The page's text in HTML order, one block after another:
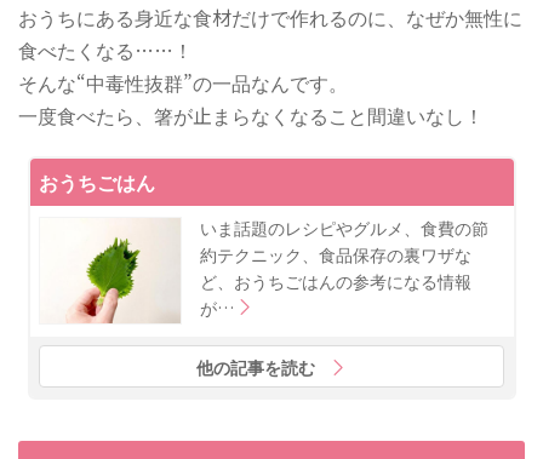
おうちにある身近な食材だけで作れるのに、なぜか無性に
食べたくなる……！
そんな“中毒性抜群”の一品なんです。
一度食べたら、箸が止まらなくなること間違いなし！
おうちごはん
いま話題のレシピやグルメ、食費の節
約テクニック、食品保存の裏ワザな
ど、おうちごはんの参考になる情報
が…
他の記事を読む